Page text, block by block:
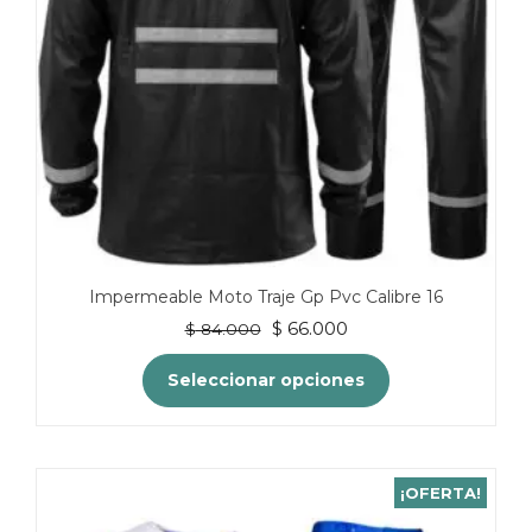
Impermeable Moto Traje Gp Pvc Calibre 16
$84.000
El
precio
original
era:
$ 66.000El
precio
actual
es:
Seleccionar opciones
variantes.
¡OFERTA!